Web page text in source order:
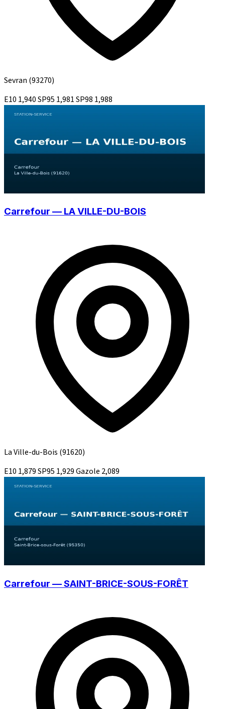
Sevran (93270)
E10 1,940SP95 1,981SP98 1,988
Carrefour — LA VILLE-DU-BOIS
La Ville-du-Bois (91620)
E10 1,879SP95 1,929Gazole 2,089
Carrefour — SAINT-BRICE-SOUS-FORÊT